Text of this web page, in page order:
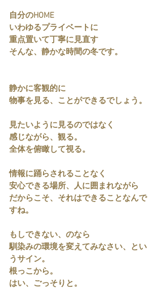
自分のHOME
いわゆるプライベートに
重点置いて丁寧に見直す
そんな、静かな時間の冬です。
静かに客観的に
物事を見る、ことができるでしょう。
見たいように見るのではなく
感じながら、観る。
全体を俯瞰して視る。
情報に踊らされることなく
安心できる場所、人に囲まれながら
だからこそ、それはできることなんで
すね。
もしできない、のなら
馴染みの環境を変えてみなさい、とい
うサイン。
根っこから。
はい、ごっそりと。